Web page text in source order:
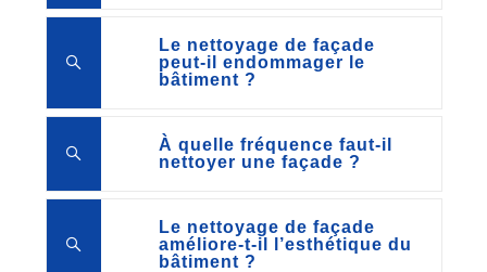
Le nettoyage de façade
peut-il endommager le
bâtiment ?
À quelle fréquence faut-il
nettoyer une façade ?
Le nettoyage de façade
améliore-t-il l’esthétique du
bâtiment ?